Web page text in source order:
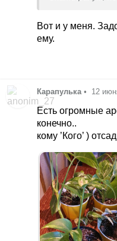
Вот и у меня.
ему.
Карапулька • 12
Есть огромные
конечно..
кому ’Кого’ )